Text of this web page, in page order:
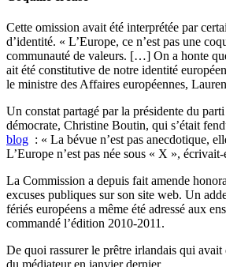
Cette omission avait été interprétée par
d’identité. « L’Europe, ce n’est pas une
communauté de valeurs. […] On a honte
ait été constitutive de notre identité
le ministre des Affaires européennes,
Un constat partagé par la présidente du
démocrate, Christine Boutin, qui s’était
blog : « La bévue n’est pas anecdotique,
L’Europe n’est pas née sous « X », écrivait-
La Commission a depuis fait amende
excuses publiques sur son site web. Un
fériés européens a même été adressé aux
commandé l’édition 2010-2011.
De quoi rassurer le prêtre irlandais qui avait
du médiateur en janvier dernier.